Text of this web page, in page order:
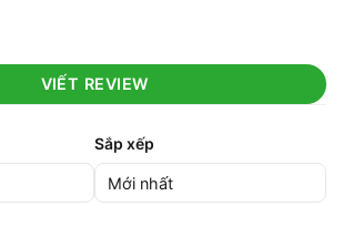
VIẾT REVIEW
Sắp xếp